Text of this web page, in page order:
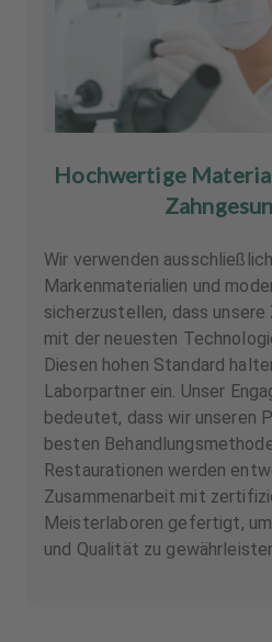
Hochwertige
Wir verwenden
Markenmaterialien und
sicherzustellen, dass
mit der neuesten
Diesen hohen Standard
Laborpartner ein. Unser
bedeutet, dass wir unseren
besten
Restaurationen werden
Zusammenarbeit mit
Meisterlaboren gefertigt,
und Qualität zu